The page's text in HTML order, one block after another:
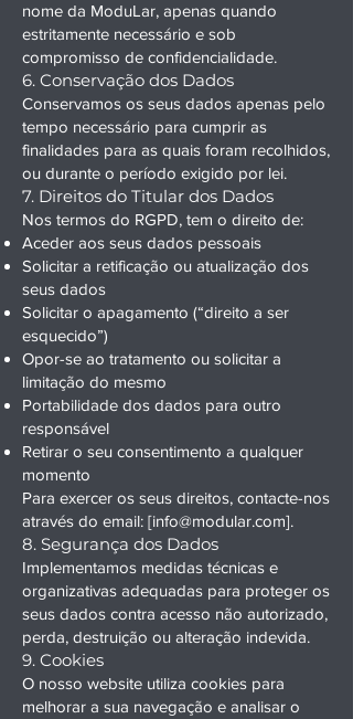
nome da ModuLar, apenas quando
estritamente necessário e sob
compromisso de confidencialidade.
6. Conservação dos Dados
Conservamos os seus dados apenas pelo
tempo necessário para cumprir as
finalidades para as quais foram recolhidos,
ou durante o período exigido por lei.
7. Direitos do Titular dos Dados
Nos termos do RGPD, tem o direito de:
Aceder aos seus dados pessoais
Solicitar a retificação ou atualização dos
seus dados
Solicitar o apagamento (“direito a ser
esquecido”)
Opor-se ao tratamento ou solicitar a
limitação do mesmo
Portabilidade dos dados para outro
responsável
Retirar o seu consentimento a qualquer
momento
Para exercer os seus direitos, contacte-nos
através do email: [info@modular.com].
8. Segurança dos Dados
Implementamos medidas técnicas e
organizativas adequadas para proteger os
seus dados contra acesso não autorizado,
perda, destruição ou alteração indevida.
9. Cookies
O nosso website utiliza cookies para
melhorar a sua navegação e analisar o